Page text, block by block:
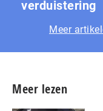
ver­duis­te­ring
Meer
Meer lezen